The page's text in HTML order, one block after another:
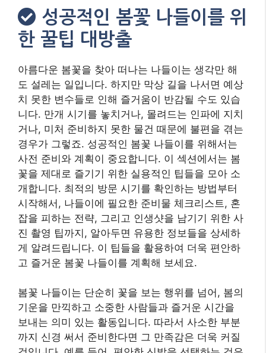
개합니다. 최적의 방문 시기를 확인하는 방법부터
시작해서, 나들이에 필요한 준비물 체크리스트, 혼
잡을 피하는 전략, 그리고 인생샷을 남기기 위한 사
게 알려드립니다. 이 팁들을 활용하여 더욱 편안하
고 즐거운 봄꽃 나들이를 계획해 보세요.
봄꽃 나들이는 단순히 꽃을 보는 행위를 넘어, 봄의
기운을 만끽하고 소중한 사람들과 즐거운 시간을
보내는 의미 있는 활동입니다. 따라서 사소한 부분
까지 신경 써서 준비한다면 그 만족감은 더욱 커질
것입니다. 예를 들어, 편안한 신발을 선택하는 것은
오랜 시간 걷거나 서 있어야 하는 봄꽃 명소 방문 시
피로도를 줄이는 데 큰 도움이 됩니다. 또한, 갑작스
러운 날씨 변화에 대비하여 가벼운 우산이나 외투
를 챙기는 센스도 필요합니다. 이 섹션에서 제공하
는 팁들은 다년간의 경험과 다양한 정보들을 바탕
으로 정리된 것들이므로, 여러분의 봄나들이 계획
에 실질적인 도움이 될 것입니다. 이제 구체적인 팁
들을 하나씩 살펴보며 완벽한 봄꽃 나들이를 준비
해 봅시다.
언제 가야 할까? 최적의 방문 시